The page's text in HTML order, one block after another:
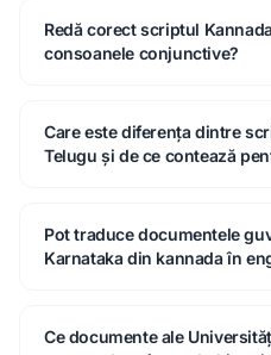
Redă corect scriptul
consoanele conjunctive?
Care este diferența dintre
Telugu și de ce contează
Pot traduce documentele
Karnataka din kannada în
Ce documente ale